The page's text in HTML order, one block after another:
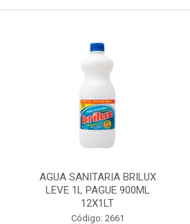
AGUA SANITARIA BRILUX
LEVE 1L PAGUE 900ML
12X1LT
Código: 2661